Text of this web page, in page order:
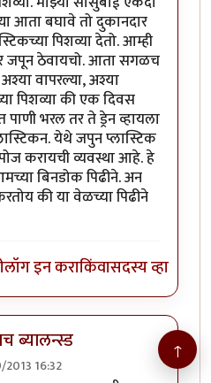
आता बघावे तो दुकानदार
पिशव्या देतो. आम्ही
जपून ठेवायचो. आता सगळच
वापरल्या, अश्या
पिशव्या की एक दिवस
भरल तर ते ड्रेन व्हायला
येथे जपुन प्लास्टिक
करायची व्यवस्था आहे. हे
बिनडोक पिढीने. अन
की या वेळच्या पिढीने
लॉग इन कराकिंवासदस्य व्हा
ब्यालन्स्ड
16:32
↑